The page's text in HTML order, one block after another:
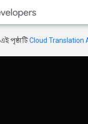
এই পৃষ্ঠাটিCloud Translation